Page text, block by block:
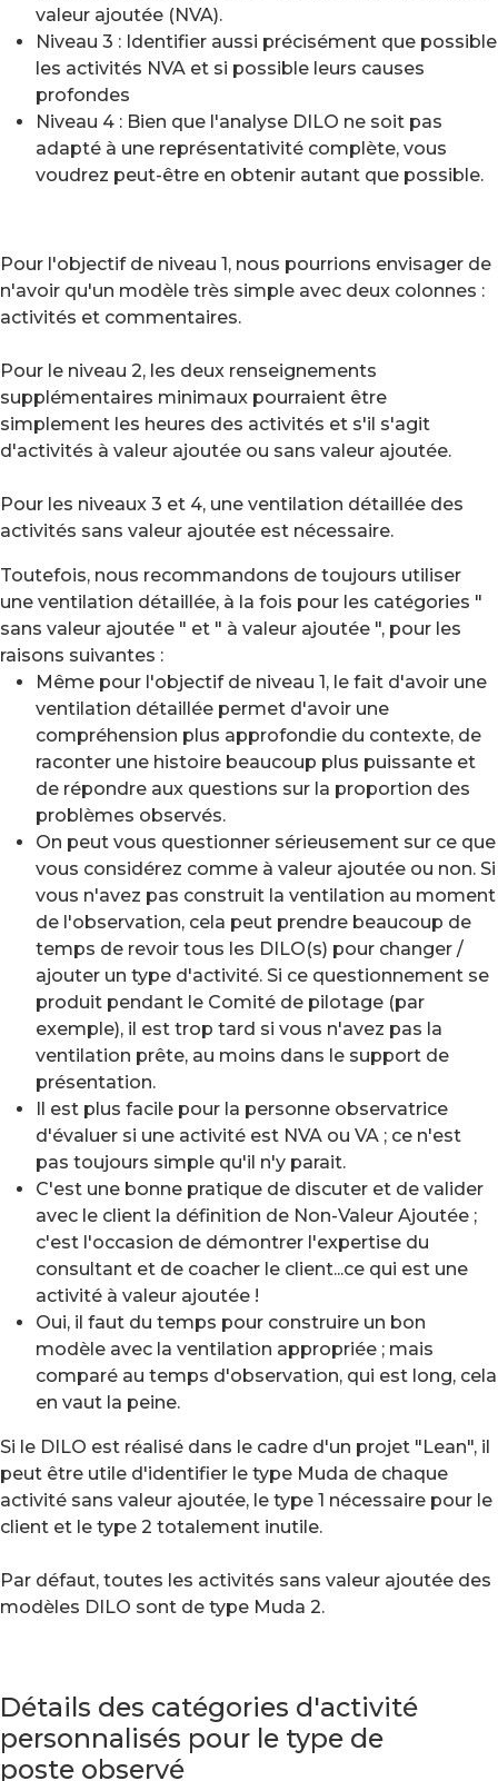
valeur ajoutée (NVA).
Niveau 3 : Identifier aussi précisément que possible
les activités NVA et si possible leurs causes
profondes
Niveau 4 : Bien que l'analyse DILO ne soit pas
adapté à une représentativité complète, vous
voudrez peut-être en obtenir autant que possible.
Pour l'objectif de niveau 1, nous pourrions envisager de
n'avoir qu'un modèle très simple avec deux colonnes :
activités et commentaires.
Pour le niveau 2, les deux renseignements
supplémentaires minimaux pourraient être
simplement les heures des activités et s'il s'agit
d'activités à valeur ajoutée ou sans valeur ajoutée.
Pour les niveaux 3 et 4, une ventilation détaillée des
activités sans valeur ajoutée est nécessaire.
Toutefois, nous recommandons de toujours utiliser
une ventilation détaillée, à la fois pour les catégories "
sans valeur ajoutée " et " à valeur ajoutée ", pour les
raisons suivantes :
Même pour l'objectif de niveau 1, le fait d'avoir une
ventilation détaillée permet d'avoir une
compréhension plus approfondie du contexte, de
raconter une histoire beaucoup plus puissante et
de répondre aux questions sur la proportion des
problèmes observés.
On peut vous questionner sérieusement sur ce que
vous considérez comme à valeur ajoutée ou non. Si
vous n'avez pas construit la ventilation au moment
de l'observation, cela peut prendre beaucoup de
temps de revoir tous les DILO(s) pour changer /
ajouter un type d'activité. Si ce questionnement se
produit pendant le Comité de pilotage (par
exemple), il est trop tard si vous n'avez pas la
ventilation prête, au moins dans le support de
présentation.
Il est plus facile pour la personne observatrice
d'évaluer si une activité est NVA ou VA ; ce n'est
pas toujours simple qu'il n'y parait.
C'est une bonne pratique de discuter et de valider
avec le client la définition de Non-Valeur Ajoutée ;
c'est l'occasion de démontrer l'expertise du
consultant et de coacher le client...ce qui est une
activité à valeur ajoutée !
Oui, il faut du temps pour construire un bon
modèle avec la ventilation appropriée ; mais
comparé au temps d'observation, qui est long, cela
en vaut la peine.
Si le DILO est réalisé dans le cadre d'un projet "Lean", il
peut être utile d'identifier le type Muda de chaque
activité sans valeur ajoutée, le type 1 nécessaire pour le
client et le type 2 totalement inutile.
Par défaut, toutes les activités sans valeur ajoutée des
modèles DILO sont de type Muda 2.
Détails des catégories d'activité
personnalisés pour le type de
poste observé